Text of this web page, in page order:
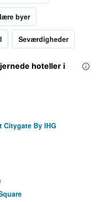
byer
Seværdigheder
hoteller i
Citygate By IHG